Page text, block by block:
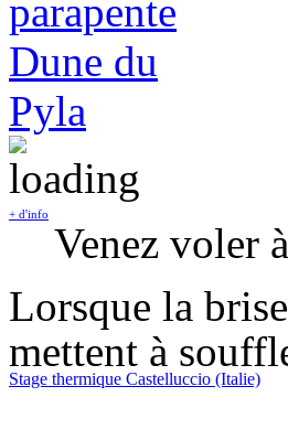
+ d'info
Venez voler
Lorsque la
mettent à
Stage thermique Castelluccio (Italie)